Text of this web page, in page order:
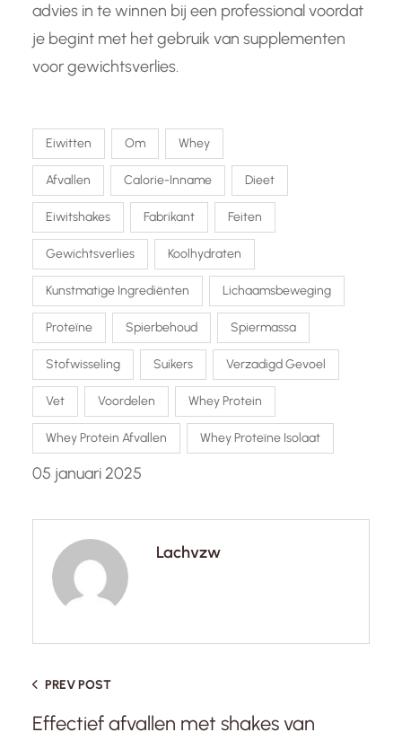
advies in te winnen bij een professional voordat
je begint met het gebruik van supplementen
voor gewichtsverlies.
Eiwitten Om Whey
Afvallen Calorie-Inname Dieet
Eiwitshakes Fabrikant Feiten
Gewichtsverlies Koolhydraten
Kunstmatige Ingrediënten Lichaamsbeweging
Proteïne Spierbehoud Spiermassa
Stofwisseling Suikers Verzadigd Gevoel
Vet Voordelen Whey Protein
Whey Protein Afvallen Whey Proteïne Isolaat
05 januari 2025
Lachvzw
PREV POST
Effectief afvallen met shakes van